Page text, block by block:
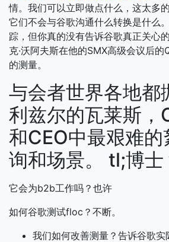
情。我们可以立即做点什么，这太多
它们不会与谷歌沟通什么转换是什么
踪，但你真的没有告诉谷歌真正关心
克·沃阿夫斯在他的SMX高级会议后
的测量。
与会者世界各地都
利兹尔的瓦莱斯
和CEO中最艰难的
询和场景。 tl;博士
它会为b2b工作吗？也许
如何谷歌测试floc？不断。
我们如何改善测量？告诉谷歌实